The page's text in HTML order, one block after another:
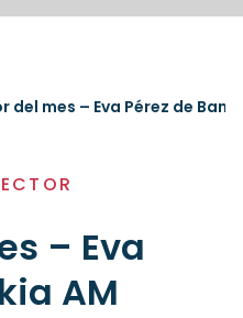
del mes – Eva Pérez de
– Eva
AM